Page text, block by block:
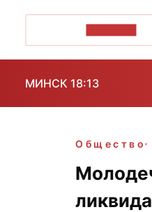
МИНСК 18:13
Общество